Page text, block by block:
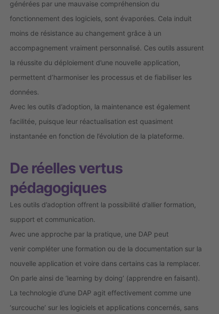
générées par une mauvaise compréhension du
fonctionnement des logiciels, sont évaporées. Cela induit
moins de résistance au changement grâce à un
accompagnement vraiment personnalisé. Ces outils assurent
la réussite du déploiement d’une nouvelle application,
permettent d’harmoniser les processus et de fiabiliser les
données.
Avec les outils d’adoption, la maintenance est également
facilitée, puisque leur réactualisation est quasiment
instantanée en fonction de l’évolution de la plateforme.
De réelles vertus
pédagogiques
Les outils d’adoption offrent la possibilité d’allier formation,
support et communication.
Avec une approche par la pratique, une DAP peut
venir compléter une formation ou de la documentation sur la
nouvelle application et voire dans certains cas la remplacer.
On parle ainsi de ‘learning by doing’ (apprendre en faisant).
La technologie d’une DAP agit effectivement comme une
‘surcouche’ sur les logiciels et applications concernés, sans